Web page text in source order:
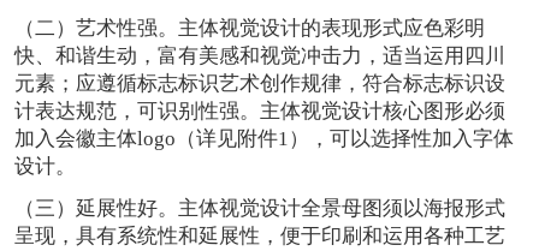
（二）艺术性强。主体视觉设计的表现形式应色彩明
快、和谐生动，富有美感和视觉冲击力，适当运用四川
元素；应遵循标志标识艺术创作规律，符合标志标识设
计表达规范，可识别性强。主体视觉设计核心图形必须
加入会徽主体logo（详见附件1），可以选择性加入字体
设计。
（三）延展性好。主体视觉设计全景母图须以海报形式
呈现，具有系统性和延展性，便于印刷和运用各种工艺